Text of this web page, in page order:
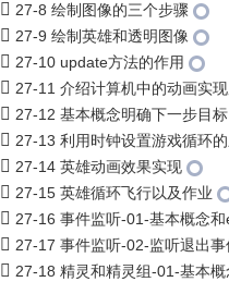
27-8 绘制图像的三个步骤
27-9 绘制英雄和透明图像
27-10 update方法的作用
27-11 介绍计算机中的动画实
27-12 基本概念明确下一步目标
27-13 利用时钟设置游戏循环
27-14 英雄动画效果实现
27-15 英雄循环飞行以及作业
27-16 事件监听-01-基本概念
27-17 事件监听-02-监听退出
27-18 精灵和精灵组-01-基本概